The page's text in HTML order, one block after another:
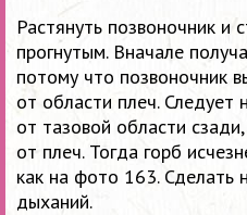
Растянуть позвоночник и
прогнутым. Вначале
потому что позвоночник
от области плеч. Следует
от тазовой области
от плеч. Тогда горб
как на фото 163. Сделать
дыханий.